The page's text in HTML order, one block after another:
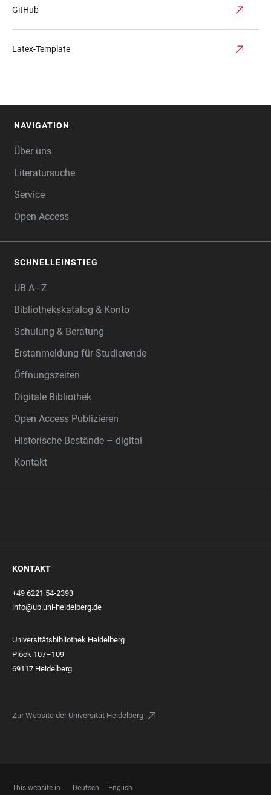
GitHub
Latex-Template
NAVIGATION
Über uns
Literatursuche
Service
Open Access
SCHNELLEINSTIEG
UB A–Z
Bibliothekskatalog & Konto
Schulung & Beratung
Erstanmeldung für Studierende
Öffnungszeiten
Digitale Bibliothek
Open Access Publizieren
Historische Bestände – digital
Kontakt
KONTAKT
+49 6221 54-2393
info@ub.uni-heidelberg.de
Universitätsbibliothek Heidelberg
Plöck 107–109
69117 Heidelberg
Zur Website der Universität Heidelberg
This website in Deutsch English